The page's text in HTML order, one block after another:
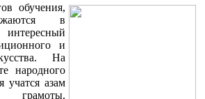
обучения,
в
и
На
народного
учатся азам
грамоты,